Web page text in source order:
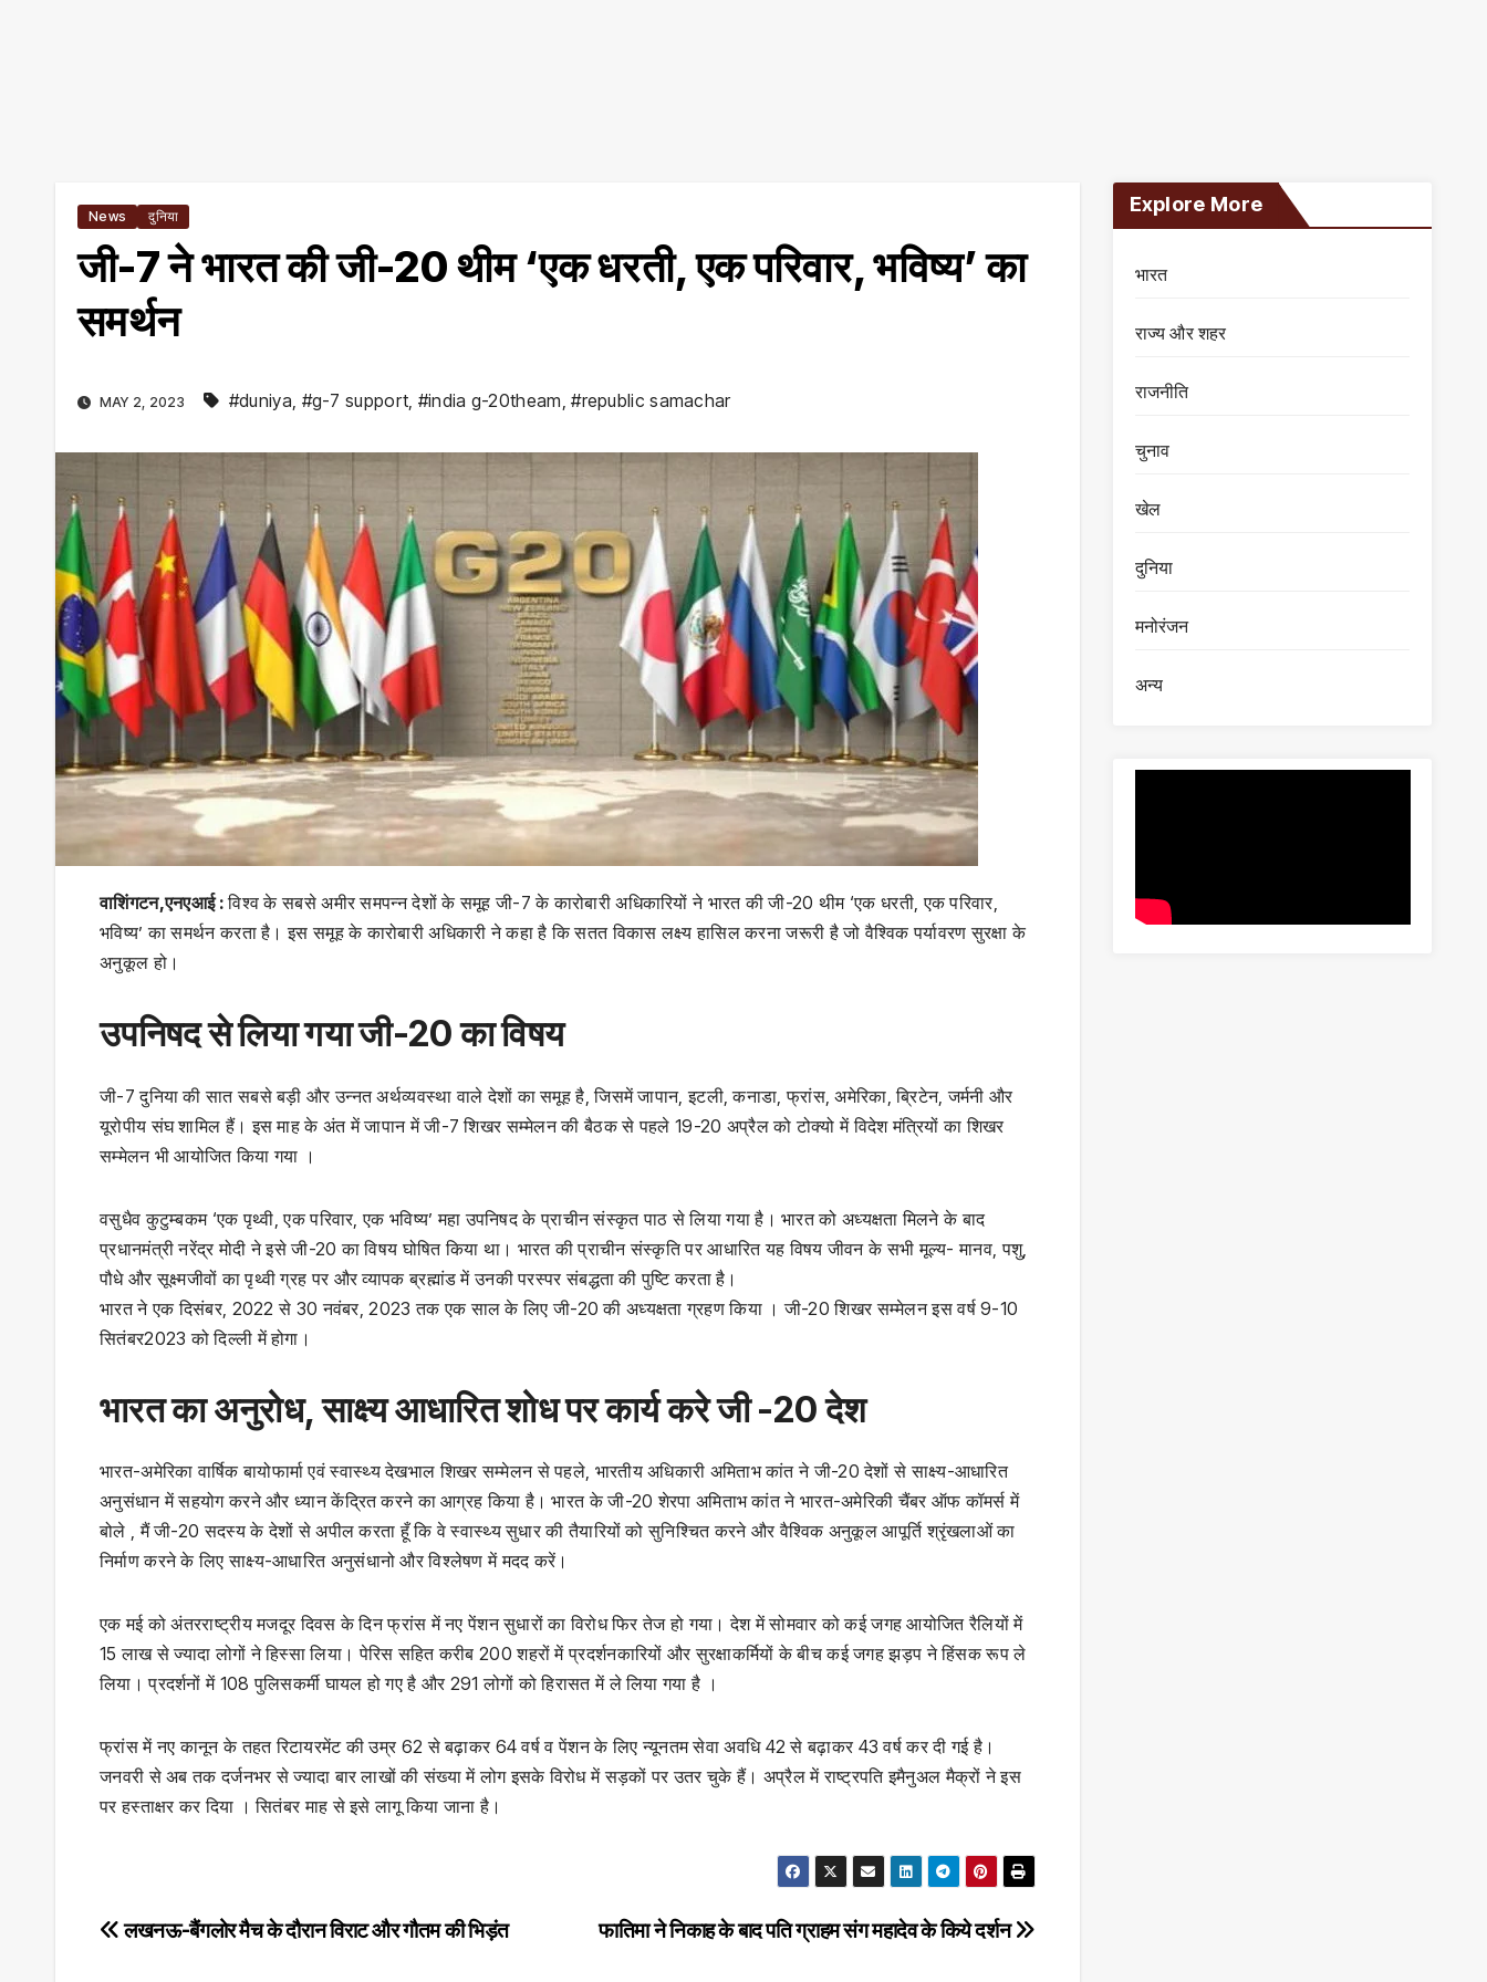
News दुनिया
जी-7 ने भारत की जी-20 थीम ‘एक धरती, एक परिवार, भविष्य’ का
समर्थन
MAY 2, 2023 #duniya, #g-7 support, #india g-20theam,#republic samachar
वाशिंगटन,एनएआई :विश्व के सबसे अमीर समपन्न देशों के समूह जी-7 के कारोबारी अधिकारियों ने भारत की जी-20 थीम ‘एक धरती, एक परिवार,
भविष्य’ का समर्थन करता है। इस समूह के कारोबारी अधिकारी ने कहा है कि सतत विकास लक्ष्य हासिल करना जरूरी है जो वैश्विक पर्यावरण सुरक्षा के
अनुकूल हो।
उपनिषद से लिया गया जी-20 का विषय
जी-7 दुनिया की सात सबसे बड़ी और उन्नत अर्थव्यवस्था वाले देशों का समूह है, जिसमें जापान, इटली, कनाडा, फ्रांस, अमेरिका, ब्रिटेन, जर्मनी और
यूरोपीय संघ शामिल हैं। इस माह के अंत में जापान में जी-7 शिखर सम्मेलन की बैठक से पहले 19-20 अप्रैल को टोक्यो में विदेश मंत्रियों का शिखर
सम्मेलन भी आयोजित किया गया ।
वसुधैव कुटुम्बकम ‘एक पृथ्वी, एक परिवार, एक भविष्य’ महा उपनिषद के प्राचीन संस्कृत पाठ से लिया गया है। भारत को अध्यक्षता मिलने के बाद
प्रधानमंत्री नरेंद्र मोदी ने इसे जी-20 का विषय घोषित किया था। भारत की प्राचीन संस्कृति पर आधारित यह विषय जीवन के सभी मूल्य- मानव, पशु,
पौधे और सूक्ष्मजीवों का पृथ्वी ग्रह पर और व्यापक ब्रह्मांड में उनकी परस्पर संबद्धता की पुष्टि करता है।
भारत ने एक दिसंबर, 2022 से 30 नवंबर, 2023 तक एक साल के लिए जी-20 की अध्यक्षता ग्रहण किया । जी-20 शिखर सम्मेलन इस वर्ष 9-10
सितंबर2023 को दिल्ली में होगा।
भारत का अनुरोध, साक्ष्य आधारित शोध पर कार्य करे जी -20 देश
भारत-अमेरिका वार्षिक बायोफार्मा एवं स्वास्थ्य देखभाल शिखर सम्मेलन से पहले, भारतीय अधिकारी अमिताभ कांत ने जी-20 देशों से साक्ष्य-आधारित
अनुसंधान में सहयोग करने और ध्यान केंद्रित करने का आग्रह किया है। भारत के जी-20 शेरपा अमिताभ कांत ने भारत-अमेरिकी चैंबर ऑफ कॉमर्स में
बोले , मैं जी-20 सदस्य के देशों से अपील करता हूँ कि वे स्वास्थ्य सुधार की तैयारियों को सुनिश्चित करने और वैश्विक अनुकूल आपूर्ति श्रृंखलाओं का
निर्माण करने के लिए साक्ष्य-आधारित अनुसंधानो और विश्लेषण में मदद करें।
एक मई को अंतरराष्ट्रीय मजदूर दिवस के दिन फ्रांस में नए पेंशन सुधारों का विरोध फिर तेज हो गया। देश में सोमवार को कई जगह आयोजित रैलियों में
15 लाख से ज्यादा लोगों ने हिस्सा लिया। पेरिस सहित करीब 200 शहरों में प्रदर्शनकारियों और सुरक्षाकर्मियों के बीच कई जगह झड़प ने हिंसक रूप ले
लिया। प्रदर्शनों में 108 पुलिसकर्मी घायल हो गए है और 291 लोगों को हिरासत में ले लिया गया है ।
फ्रांस में नए कानून के तहत रिटायरमेंट की उम्र 62 से बढ़ाकर 64 वर्ष व पेंशन के लिए न्यूनतम सेवा अवधि 42 से बढ़ाकर 43 वर्ष कर दी गई है।
जनवरी से अब तक दर्जनभर से ज्यादा बार लाखों की संख्या में लोग इसके विरोध में सड़कों पर उतर चुके हैं। अप्रैल में राष्ट्रपति इमैनुअल मैक्रों ने इस
पर हस्ताक्षर कर दिया । सितंबर माह से इसे लागू किया जाना है।
Post
फातिमा ने निकाह के बाद पति ग्राहम संग महादेव के किये दर्शन
लखनऊ-बैंगलोर मैच के दौरान विराट और गौतम की भिड़ंत
Explore More
भारत
राज्य और शहर
राजनीति
चुनाव
खेल
दुनिया
मनोरंजन
अन्य